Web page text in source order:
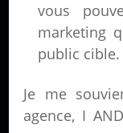
vous
marketing
public cible.
Je me
agence, I